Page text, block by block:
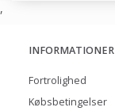
,
INFORMATIONER
Fortrolighed
Købsbetingelser